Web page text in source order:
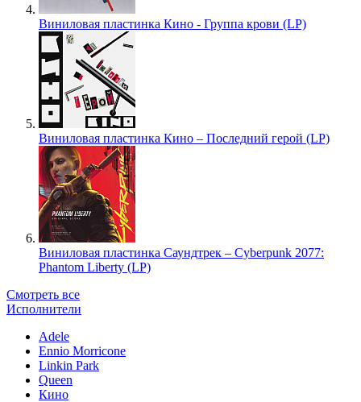
Виниловая пластинка Кино - Группа крови (LP)
Виниловая пластинка Кино – Последний герой (LP)
Виниловая пластинка Саундтрек – Cyberpunk 2077:
Phantom Liberty (LP)
Смотреть все
Исполнители
Adele
Ennio Morricone
Linkin Park
Queen
Кино